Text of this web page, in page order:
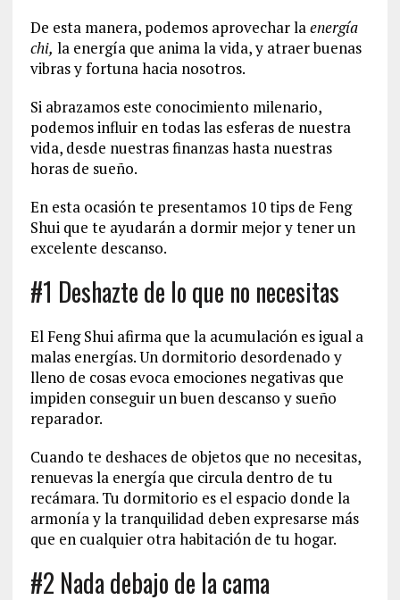
De esta manera, podemos aprovechar laenergía
chi, la energía que anima la vida, y atraer buenas
vibras y fortuna hacia nosotros.
Si abrazamos este conocimiento milenario,
podemos influir en todas las esferas de nuestra
vida, desde nuestras finanzas hasta nuestras
horas de sueño.
En esta ocasión te presentamos 10 tips de Feng
Shui que te ayudarán a dormir mejor y tener un
excelente descanso.
#1 Deshazte de lo que no necesitas
El Feng Shui afirma que la acumulación es igual a
malas energías. Un dormitorio desordenado y
lleno de cosas evoca emociones negativas que
impiden conseguir un buen descanso y sueño
reparador.
Cuando te deshaces de objetos que no necesitas,
renuevas la energía que circula dentro de tu
recámara. Tu dormitorio es el espacio donde la
armonía y la tranquilidad deben expresarse más
que en cualquier otra habitación de tu hogar.
#2 Nada debajo de la cama